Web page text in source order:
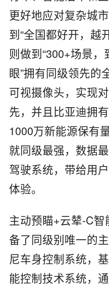
更好地应对复杂城
到“全国都好开，越
则做到“300+场景，
眼”拥有同级领先的
可视摄像头，实现
先，并且比亚迪拥
1000万新能源保有
就同级最强，数据
驾驶系统，带给用
体验。
主动预瞄+云辇-C
备了同级别唯一的
尼车身控制系统，
能控制技术系统，